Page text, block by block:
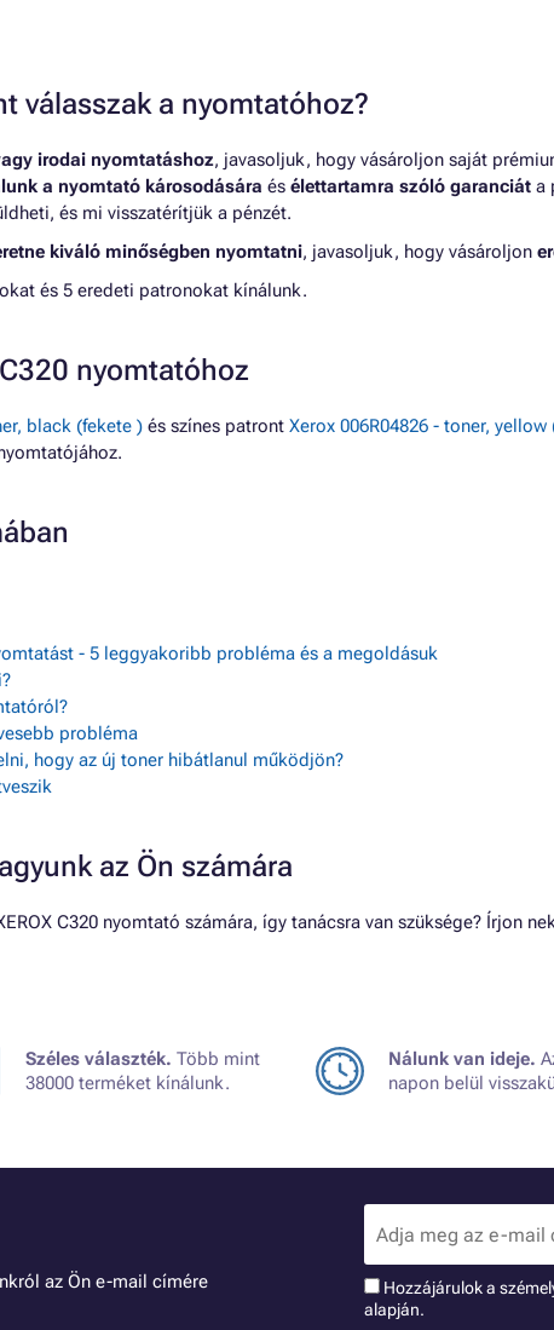
válasszak a nyomtatóhoz?
irodai nyomtatáshoz, javasoljuk, hogy vásároljon saját
a nyomtató károsodására és élettartamra szóló garanciát a
és mi visszatérítjük a pénzét.
kiváló minőségben nyomtatni, javasoljuk, hogy vásároljon
és 5 eredeti patronokat kínálunk.
nyomtatóhoz
black (fekete ) és színes patront Xerox 006R04826 - toner, yellow
- 5 leggyakoribb probléma és a megoldásuk
probléma
hogy az új toner hibátlanul működjön?
az Ön számára
C320 nyomtató számára, így tanácsra van szüksége? Írjon
Széles választék. Több mint
38000 terméket kínálunk.
Nálunk van ideje.
napon belül
az Ön e-mail címére Hozzájárulok a
alapján.